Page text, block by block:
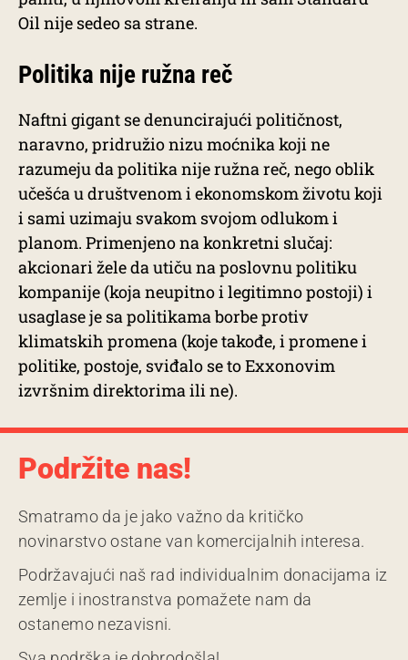
Oil nije sedeo sa strane.
Politika nije ružna reč
Naftni gigant se denuncirajući političnost,
naravno, pridružio nizu moćnika koji ne
razumeju da politika nije ružna reč, nego oblik
učešća u društvenom i ekonomskom životu koji
i sami uzimaju svakom svojom odlukom i
planom. Primenjeno na konkretni slučaj:
akcionari žele da utiču na poslovnu politiku
kompanije (koja neupitno i legitimno postoji) i
usaglase je sa politikama borbe protiv
klimatskih promena (koje takođe, i promene i
politike, postoje, sviđalo se to Exxonovim
izvršnim direktorima ili ne).
Podržite nas!
Smatramo da je jako važno da kritičko
novinarstvo ostane van komercijalnih interesa.
Podržavajući naš rad individualnim donacijama iz
zemlje i inostranstva pomažete nam da
ostanemo nezavisni.